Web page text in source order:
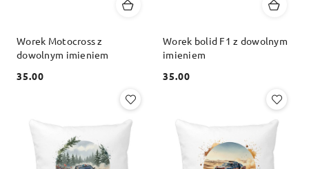
Worek Motocross z
dowolnym imieniem
Cena:
35.00
Worek bolid F1 z dowolnym
imieniem
Cena:
35.00